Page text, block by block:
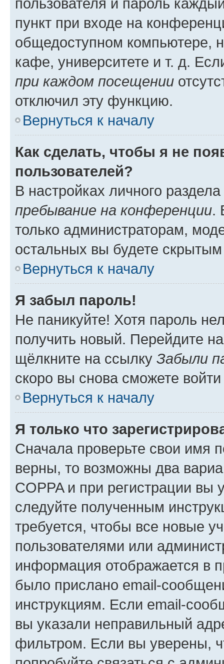
пункт при входе на
общедоступном компьютере,
кафе, университете и т. д.
при каждом посещении
отключил эту функцию.
Вернуться к началу
Как сделать, чтобы я не
пользователей?
В настройках личного
пребывание на конференции.
только администраторам,
остальных вы будете
Вернуться к началу
Я забыл пароль!
Не паникуйте! Хотя пароль
получить новый. Перейдите
щёлкните на ссылку Забыли
скоро вы снова сможете
Вернуться к началу
Я только что
Сначала проверьте свои имя
верны, то возможны два
COPPA и при регистрации вы
следуйте полученным
требуется, чтобы все новые
пользователями или
информация отображается в
было прислано email-
инструкциям. Если email-
вы указали неправильный
фильтром. Если вы уверены,